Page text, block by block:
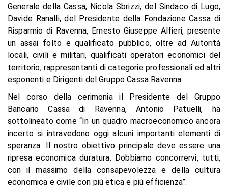
Generale della Cassa, Nicola Sbrizzi, del Sindaco di Lugo,
Davide Ranalli, del Presidente della Fondazione Cassa di
Risparmio di Ravenna, Ernesto Giuseppe Alfieri, presente
un assai folto e qualificato pubblico, oltre ad Autorità
locali, civili e militari, qualificati operatori economici del
territorio, rappresentanti di categorie professionali ed altri
esponenti e Dirigenti del Gruppo Cassa Ravenna.
Nel corso della cerimonia il Presidente del Gruppo
Bancario Cassa di Ravenna, Antonio Patuelli, ha
sottolineato come “In un quadro macroeconomico ancora
incerto si intravedono oggi alcuni importanti elementi di
speranza. Il nostro obiettivo principale deve essere una
ripresa economica duratura. Dobbiamo concorrervi, tutti,
con il massimo della consapevolezza e della cultura
economica e civile con più etica e più efficienza”.